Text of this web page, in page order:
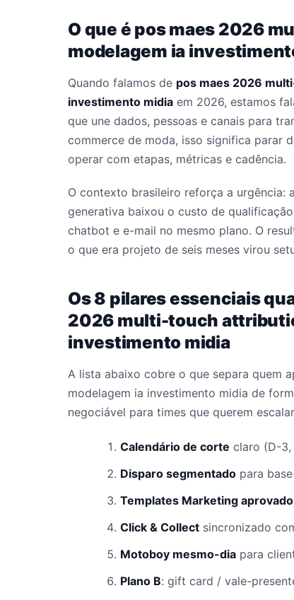
O que é pos maes 2026
modelagem ia
Quando falamos de pos maes 2026
investimento midia em 2026, estamos
que une dados, pessoas e canais para
commerce de moda, isso significa parar
operar com etapas, métricas e cadência.
O contexto brasileiro reforça a urgência:
generativa baixou o custo de
chatbot e e-mail no mesmo plano. O
o que era projeto de seis meses virou
Os 8 pilares essenciais
2026 multi-touch
investimento midia
A lista abaixo cobre o que separa quem
modelagem ia investimento midia de
negociável para times que querem
Calendário de corte claro (D-3,
Disparo segmentado para
Templates Marketing
Click & Collect sincronizado
Motoboy mesmo-dia para
Plano B: gift card / vale-